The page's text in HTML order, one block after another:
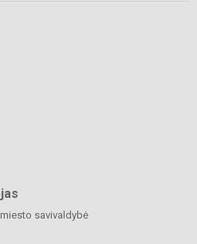
savivaldybė